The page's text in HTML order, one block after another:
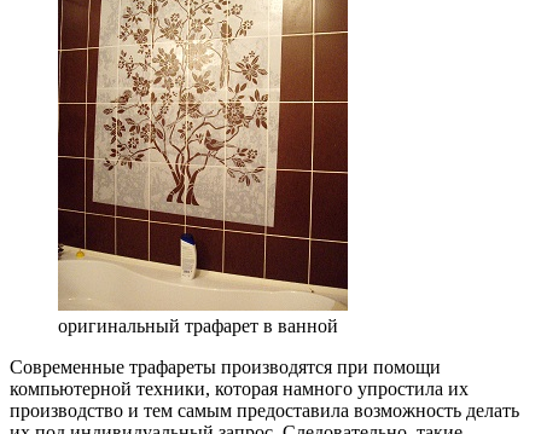
оригинальный трафарет в ванной
Современные трафареты производятся при помощи
компьютерной техники, которая намного упростила их
производство и тем самым предоставила возможность делать